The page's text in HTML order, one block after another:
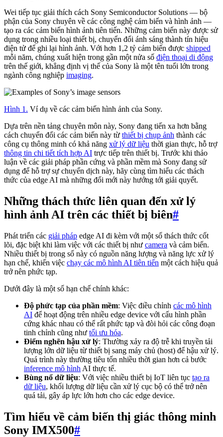
Wei tiếp tục giải thích cách Sony Semiconductor Solutions — bộ
phận của Sony chuyên về các công nghệ cảm biến và hình ảnh —
tạo ra các cảm biến hình ảnh tiên tiến. Những cảm biến này được sử
dụng trong nhiều loại thiết bị, chuyển đổi ánh sáng thành tín hiệu
điện tử để ghi lại hình ảnh. Với hơn 1,2 tỷ cảm biến được shipped
mỗi năm, chúng xuất hiện trong gần một nửa số điện thoại di động
trên thế giới, khẳng định vị thế của Sony là một tên tuổi lớn trong
ngành công nghiệp imaging.
Hình 1. Ví dụ về các cảm biến hình ảnh của Sony.
Dựa trên nền tảng chuyên môn này, Sony đang tiến xa hơn bằng
cách chuyển đổi các cảm biến này từ thiết bị chụp ảnh thành các
công cụ thông minh có khả năng xử lý dữ liệu thời gian thực, hỗ trợ
thông tin chi tiết tích hợp AI trực tiếp trên thiết bị. Trước khi thảo
luận về các giải pháp phần cứng và phần mềm mà Sony đang sử
dụng để hỗ trợ sự chuyển dịch này, hãy cùng tìm hiểu các thách
thức của edge AI mà những đổi mới này hướng tới giải quyết.
Những thách thức liên quan đến xử lý
hình ảnh AI trên các thiết bị biên#
Phát triển các giải pháp edge AI đi kèm với một số thách thức cốt
lõi, đặc biệt khi làm việc với các thiết bị như camera và cảm biến.
Nhiều thiết bị trong số này có nguồn năng lượng và năng lực xử lý
hạn chế, khiến việc chạy các mô hình AI tiên tiến một cách hiệu quả
trở nên phức tạp.
Dưới đây là một số hạn chế chính khác:
Độ phức tạp của phần mềm: Việc điều chỉnh các mô hình
AI để hoạt động trên nhiều edge device với cấu hình phần
cứng khác nhau có thể rất phức tạp và đòi hỏi các công đoạn
tinh chỉnh cũng như tối ưu hóa.
Điểm nghẽn hậu xử lý: Thường xảy ra độ trễ khi truyền tải
lượng lớn dữ liệu từ thiết bị sang máy chủ (host) để hậu xử lý.
Quá trình này thường tiêu tốn nhiều thời gian hơn cả bước
inference mô hình AI thực tế.
Bùng nổ dữ liệu: Với việc nhiều thiết bị IoT liên tục tạo ra
dữ liệu, khối lượng dữ liệu cần xử lý cục bộ có thể trở nên
quá tải, gây áp lực lớn hơn cho các edge device.
Tìm hiểu về cảm biến thị giác thông minh
Sony IMX500#